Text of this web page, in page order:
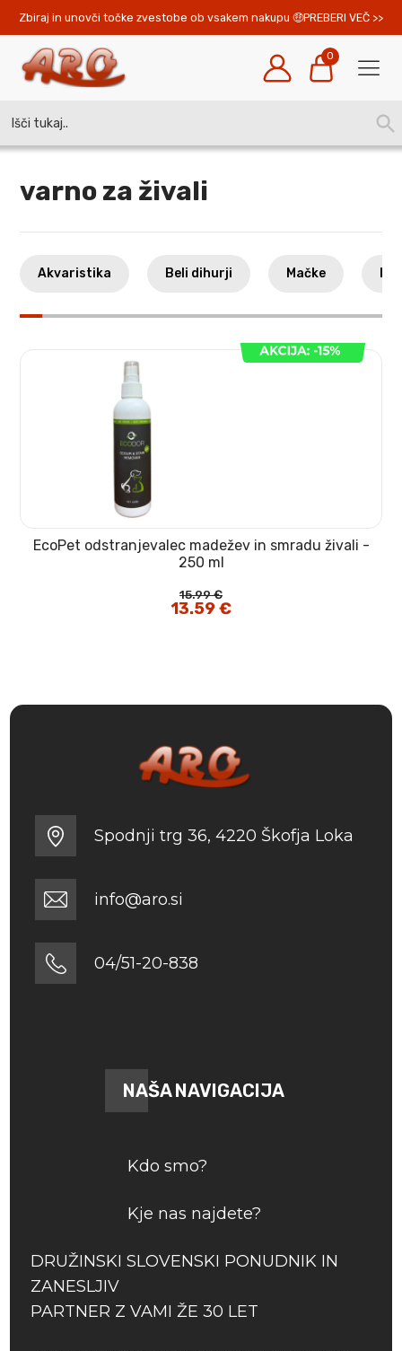
Zbiraj in unovči točke zvestobe ob vsakem nakupu PREBERI VEČ >>
0
for:
varno za živali
Akvaristika Beli dihurji Mačke
EcoPet odstranjevalec madežev in smradu živali -
250 ml
15.99€
Izvirna
cena
13.59€Trenutna
cena
Spodnji trg 36, 4220 Škofja Loka
info@aro.si
04/51-20-838
NAŠA NAVIGACIJA
Kdo smo?
Kje nas najdete?
DRUŽINSKI SLOVENSKI PONUDNIK IN
ZANESLJIV
PARTNER Z VAMI ŽE 30 LET